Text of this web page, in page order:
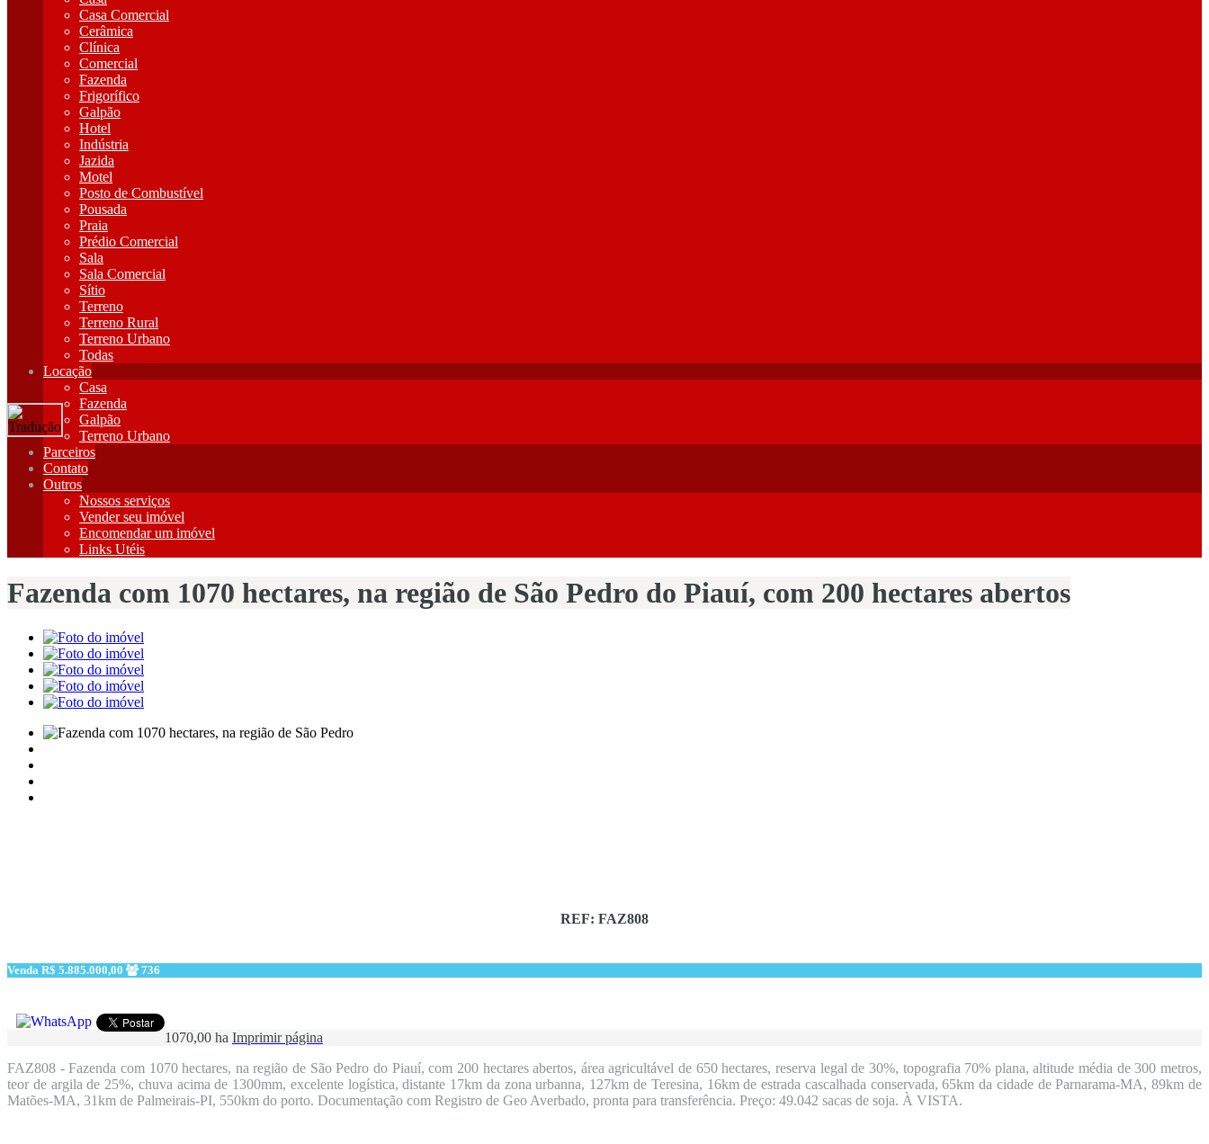
Casa Comercial
Cerâmica
Clínica
Comercial
Fazenda
Frigorífico
Galpão
Hotel
Indústria
Jazida
Motel
Posto de Combustível
Pousada
Praia
Prédio Comercial
Sala
Sala Comercial
Sítio
Terreno
Terreno Rural
Terreno Urbano
Todas
Locação
Casa
Fazenda
Galpão
Terreno Urbano
Parceiros
Contato
Outros
Nossos serviços
Vender seu imóvel
Encomendar um imóvel
Links Utéis
Fazenda com 1070 hectares, na região de São Pedro do Piauí, com 200 hectares abertos
REF: FAZ808
Venda R$ 5.885.000,00 736
1070,00 ha Imprimir página
FAZ808 - Fazenda com 1070 hectares, na região de São Pedro do Piauí, com 200 hectares abertos, área agricultável de 650 hectares, reserva legal de 30%, topografia 70% plana, altitude média de 300 metros,
teor de argila de 25%, chuva acima de 1300mm, excelente logística, distante 17km da zona urbanna, 127km de Teresina, 16km de estrada cascalhada conservada, 65km da cidade de Parnarama-MA, 89km de
Matões-MA, 31km de Palmeirais-PI, 550km do porto. Documentação com Registro de Geo Averbado, pronta para transferência. Preço: 49.042 sacas de soja. À VISTA.